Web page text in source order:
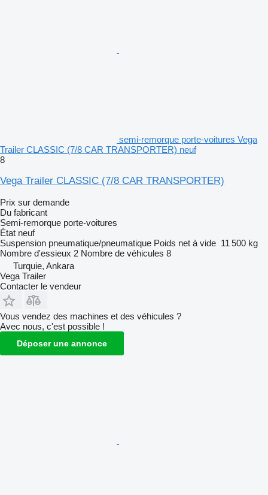
semi-remorque porte-voitures Vega
Trailer CLASSIC (7/8 CAR TRANSPORTER) neuf
8
Vega Trailer CLASSIC (7/8 CAR TRANSPORTER)
Prix sur demande
Du fabricant
Semi-remorque porte-voitures
État neuf
Suspension pneumatique/pneumatique Poids net à vide 11 500 kg
Nombre d'essieux 2 Nombre de véhicules 8
Turquie, Ankara
Vega Trailer
Contacter le vendeur
Vous vendez des machines et des véhicules ?
Avec nous, c'est possible !
Déposer une annonce